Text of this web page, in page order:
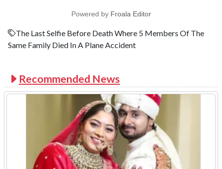
Powered by Froala Editor
The Last Selfie Before Death Where 5 Members Of The
Same Family Died In A Plane Accident
Recommended News